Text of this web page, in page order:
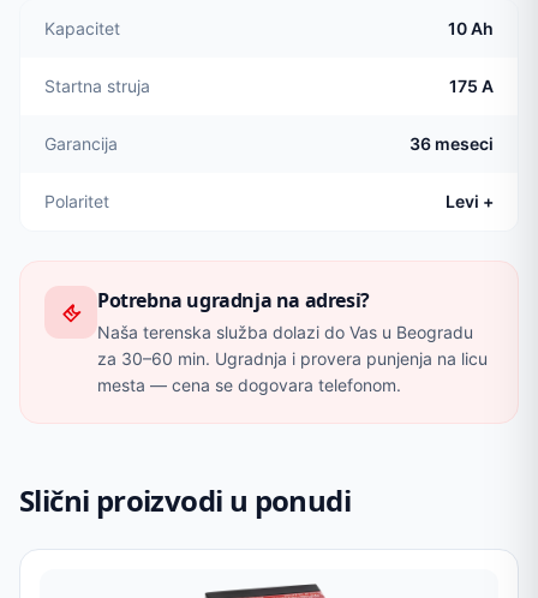
Kapacitet 10 Ah
Startna struja 175 A
Garancija 36 meseci
Polaritet Levi +
Potrebna ugradnja na adresi?
Naša terenska služba dolazi do Vas u Beogradu
za 30–60 min. Ugradnja i provera punjenja na licu
mesta — cena se dogovara telefonom.
Slični proizvodi u ponudi